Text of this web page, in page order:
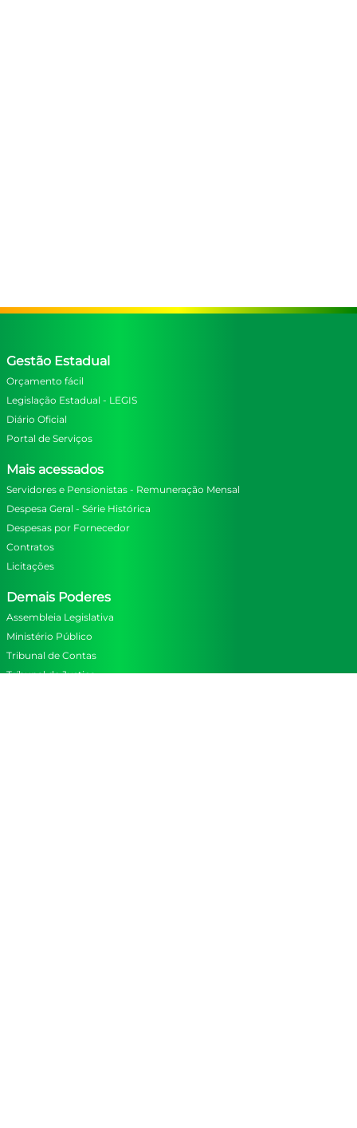
Gestão Estadual
Orçamento fácil
Legislação Estadual - LEGIS
Diário Oficial
Portal de Serviços
Mais acessados
Servidores e Pensionistas - Remuneração Mensal
Despesa Geral - Série Histórica
Despesas por Fornecedor
Contratos
Licitações
Demais Poderes
Assembleia Legislativa
Ministério Público
Tribunal de Contas
Tríbunal de Justiça